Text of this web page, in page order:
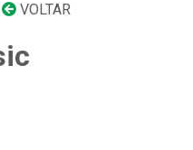
VOLTAR